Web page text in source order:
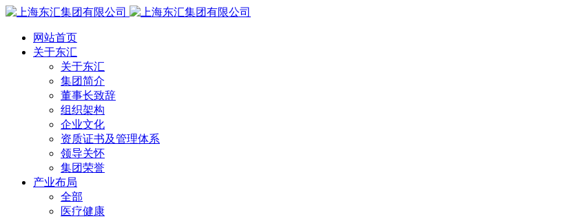
网站首页
关于东汇
关于东汇
集团简介
董事长致辞
组织架构
企业文化
资质证书及管理体系
领导关怀
集团荣誉
产业布局
全部
医疗健康